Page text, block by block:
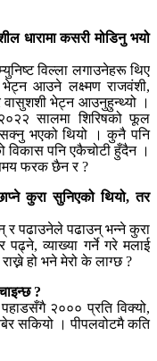
धारामा कसरी मोडिनु भयो
विल्ला लगाउनेहरू थिए
भेट्न आउने लक्ष्मण राजवंशी,
वासुशशी भेट्न आउनुहुन्थ्यो ।
सालमा शिरिषको फूल
भएको थियो । कुनै पनि
विकास पनि एकैचोटी हुँदैन ।
फरक छैन र ?
कुरा सुनिएको थियो, तर
र पढाउनेले पढाउन् भन्ने कुरा
व्याख्या गर्ने गरे मलाई
हो भने मेरो के लाग्छ ?
?
२००० प्रति विक्यो,
सकियो । पीपलवोटमै कति